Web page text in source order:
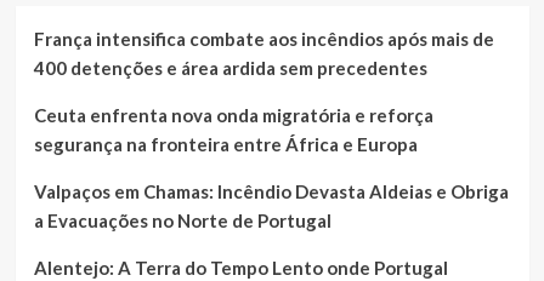
França intensifica combate aos incêndios após mais de
400 detenções e área ardida sem precedentes
Ceuta enfrenta nova onda migratória e reforça
segurança na fronteira entre África e Europa
Valpaços em Chamas: Incêndio Devasta Aldeias e Obriga
a Evacuações no Norte de Portugal
Alentejo: A Terra do Tempo Lento onde Portugal